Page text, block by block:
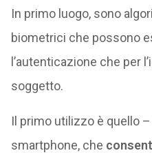
In primo luogo, sono
biometrici che possono
l’autenticazione che per
soggetto.
Il primo utilizzo è quello
smartphone, che